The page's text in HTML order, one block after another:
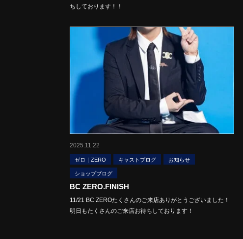
ちしております！！
2025.11.22
ゼロ｜ZERO キャストブログ お知らせ
ショップブログ
BC ZERO.FINISH
11/21 BC ZEROたくさんのご来店ありがとうございました！
明日もたくさんのご来店お待ちしております！